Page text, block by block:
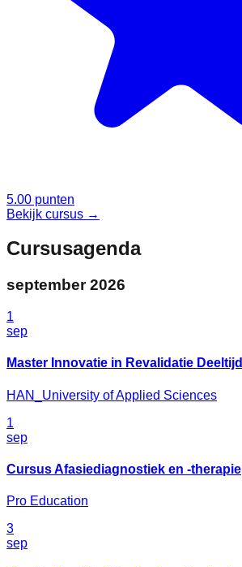
5.00 punten
Bekijk cursus →
Cursusagenda
september 2026
1
sep
Master Innovatie in Revalidatie Deeltijd
HAN_University of Applied Sciences
1
sep
Cursus Afasiediagnostiek en -therapie
Pro Education
3
sep